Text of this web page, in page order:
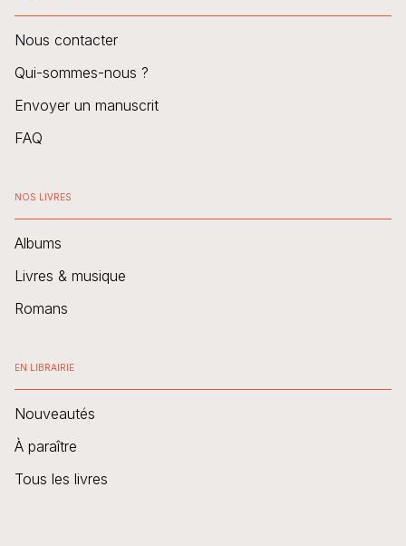
Nous contacter
Qui-sommes-nous ?
Envoyer un manuscrit
FAQ
NOS LIVRES
Albums
Livres & musique
Romans
EN LIBRAIRIE
Nouveautés
À paraître
Tous les livres